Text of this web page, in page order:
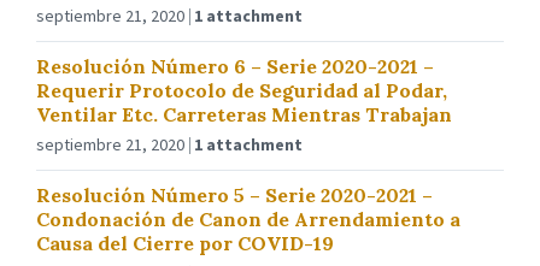
septiembre 21, 2020 1 attachment
Resolución Número 6 – Serie 2020-2021 –
Requerir Protocolo de Seguridad al Podar,
Ventilar Etc. Carreteras Mientras Trabajan
septiembre 21, 2020 1 attachment
Resolución Número 5 – Serie 2020-2021 –
Condonación de Canon de Arrendamiento a
Causa del Cierre por COVID-19